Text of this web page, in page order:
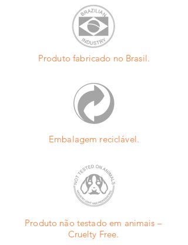
stearate/monoestearato de etilenoglicol,
disodium edta/edetato dissódico,
glycerin/glicerol, guar hydroxypropyltrimonium
chloride/cloreto de guar
hidroxipropiltrimônio,citricacid/
ácidocítrico,linalool/linalol,
methylisothiazolinone/metilcloroisotiazolinona e
metilisotiazolinona, panthenol/pantenol, sodium
pca/pidolato de sódio, sodium lactate/lactato
de sódio, arginine/arginina, aspartic acid/ácido
nitropropane-1,3-diol/bronopol, peg-
threonine/treonina, isoleucine/isoleucina,
histidine/histidina, phenylalanine/fenilalanina
procure um médico. Não ingerir. USO EXTERNO.
Produto fabricado no Brasil.
Embalagem reciclável.
Produto não testado em animais –
Cruelty Free.